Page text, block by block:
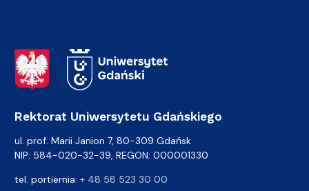
Adres Rektoratu
Rektorat Uniwersytetu Gdańskiego
ul. prof. Marii Janion 7, 80-309 Gdańsk
NIP: 584-020-32-39, REGON: 000001330
tel. portiernia: + 48 58 523 30 00